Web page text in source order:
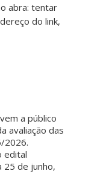
abra: tentar
do link,
a público
avaliação das
2026.
edital
25 de junho,